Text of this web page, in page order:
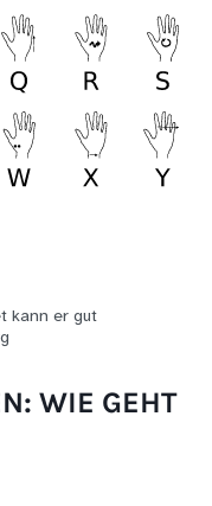
kann er gut
WIE GEHT